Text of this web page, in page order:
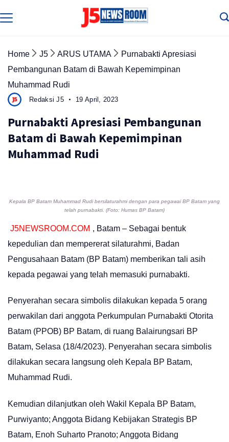
to
Home J5 ARUS UTAMA
Purnabakti Apresiasi
Pembangunan Batam di Bawah Kepemimpinan
Muhammad Rudi
Redaksi J5 19 April, 2023
Purnabakti Apresiasi Pembangunan
Batam di Bawah Kepemimpinan
Muhammad Rudi
Kepala BP Batam Muhammad Rudi bersilaturahmi dengan para pegawai BP Batam yang
telah purnabakti. (Foto: Humas BP Batam)
J5NEWSROOM.COM , Batam – Sebagai bentuk
kepedulian dan mempererat silaturahmi, Badan
Pengusahaan Batam (BP Batam) memberikan tali asih
kepada pegawai yang telah memasuki purnabakti.
Penyerahan secara simbolis dilakukan kepada 5 orang
perwakilan dari anggota Perkumpulan Purnabakti Otorita
Batam (PPOB) BP Batam, di ruang Balairungsari BP
Batam, Selasa (18/4/2023). Penyerahan secara simbolis
dilakukan secara langsung oleh Kepala BP Batam,
Muhammad Rudi.
Kemudian dilanjutkan oleh Wakil Kepala BP Batam,
Purwiyanto; Anggota Bidang Kebijakan Strategis BP
Batam, Enoh Suharto Pranoto; Anggota Bidang